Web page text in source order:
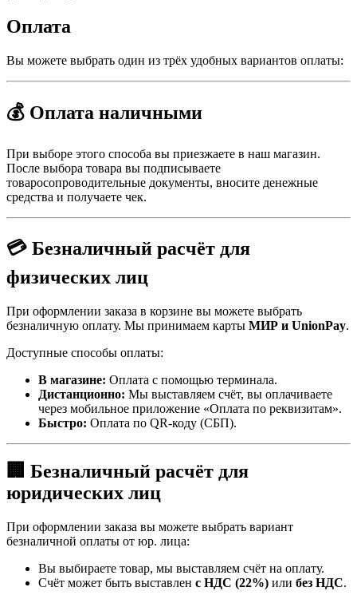
Оплата
Вы можете выбрать один из трёх удобных вариантов оплаты:
💰 Оплата наличными
При выборе этого способа вы приезжаете в наш магазин.
После выбора товара вы подписываете
товаросопроводительные документы, вносите денежные
средства и получаете чек.
💳 Безналичный расчёт для
физических лиц
При оформлении заказа в корзине вы можете выбрать
безналичную оплату. Мы принимаем карты МИР и UnionPay.
Доступные способы оплаты:
В магазине: Оплата с помощью терминала.
Дистанционно: Мы выставляем счёт, вы оплачиваете
через мобильное приложение «Оплата по реквизитам».
Быстро: Оплата по QR-коду (СБП).
🏢 Безналичный расчёт для
юридических лиц
При оформлении заказа вы можете выбрать вариант
безналичной оплаты от юр. лица:
Вы выбираете товар, мы выставляем счёт на оплату.
Счёт может быть выставлен с НДС (22%) или без НДС.